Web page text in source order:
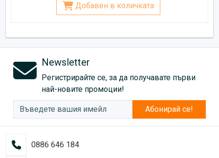
Добавен в количката
Newsletter
Регистрирайте се, за да получавате първи
най-новите промоции!
Абонирай се!
0886 646 184